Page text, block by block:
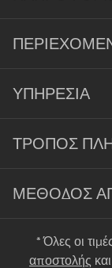
ΥΠΗΡΕΣΊΑ
ΤΡΌΠΟΣ
ΜΈΘΟΔΟΣ
* Όλες οι
αποστολής